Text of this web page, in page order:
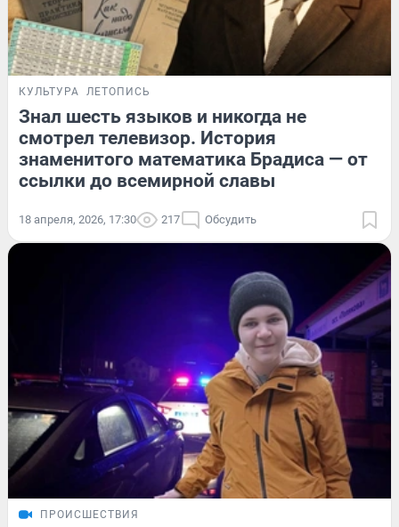
КУЛЬТУРА ЛЕТОПИСЬ
Знал шесть языков и никогда не
смотрел телевизор. История
знаменитого математика Брадиса — от
ссылки до всемирной славы
18 апреля, 2026, 17:30 217 Обсудить
ПРОИСШЕСТВИЯ